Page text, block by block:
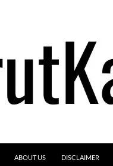
ABOUT US DISCLAIMER